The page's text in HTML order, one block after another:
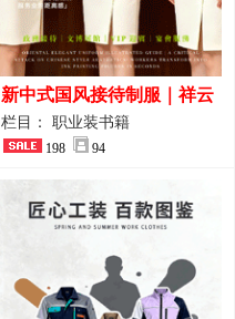
新中式国风接待制服｜祥云
刺绣打造高端厅堂东方美学
栏目： 职业装书籍
198 94